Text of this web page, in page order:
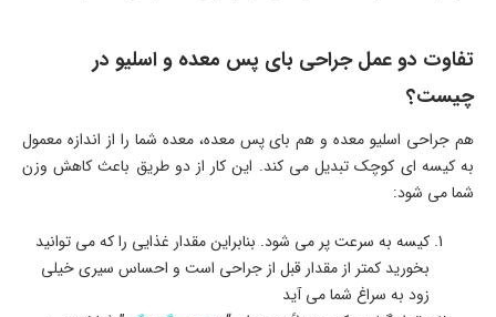
تفاوت دو عمل جراحی بای پس معده و اسلیو در
چیست؟
هم جراحی اسلیو معده و هم بای پس معده، معده شما را از اندازه معمول
به کیسه ای کوچک تبدیل می کند. این کار از دو طریق باعث کاهش وزن
شما می شود:
کیسه به سرعت پر می شود. بنابراین مقدار غذایی را که می توانید
بخورید کمتر از مقدار قبل از جراحی است و احساس سیری خیلی
زود به سراغ شما می آید